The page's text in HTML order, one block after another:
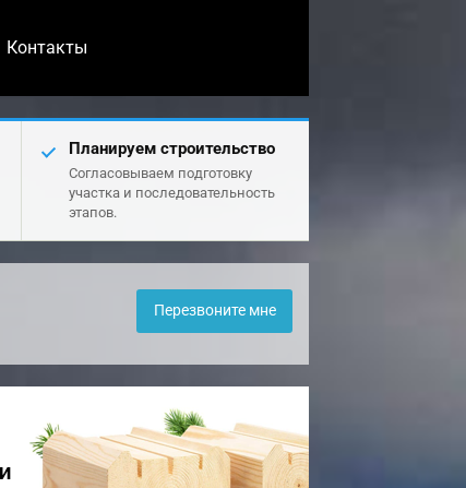
Контакты
Планируем строительство
Согласовываем подготовку
участка и последовательность
этапов.
Перезвоните мне